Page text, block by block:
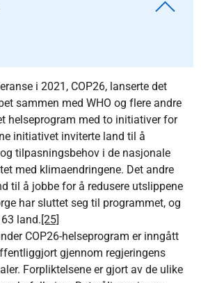
i 2021, COP26, lanserte det
sammen med WHO og flere andre
helseprogram med to initiativer for
initiativet inviterte land til å
tilpasningsbehov i de nasjonale
med klimaendringene. Det andre
til å jobbe for å redusere utslippene
har sluttet seg til programmet, og
land. [25]
COP26-helseprogram er inngått
gjennom regjeringens
Forpliktelsene er gjort av de ulike